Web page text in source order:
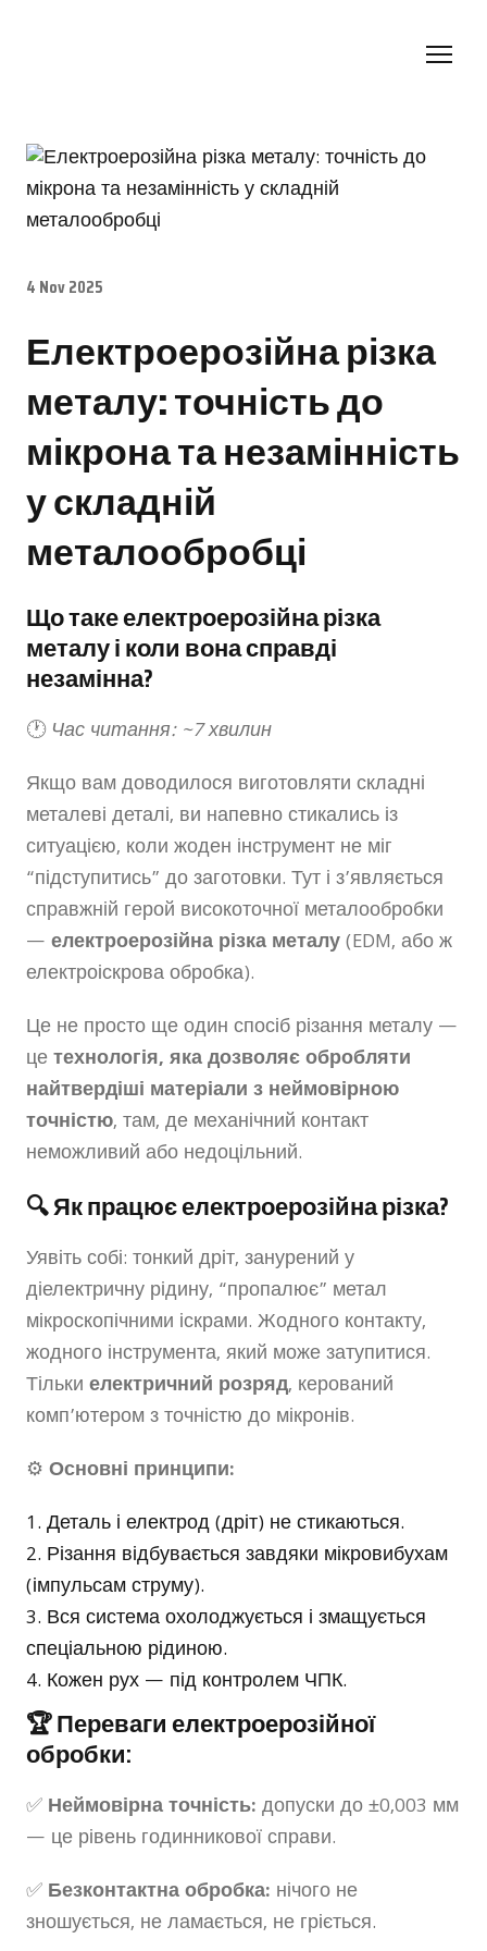
4 Nov 2025
Електроерозійна різка
металу: точність до
мікрона та незамінність
у складній
металообробці
Що таке електроерозійна різка
металу і коли вона справді
незамінна?
🕐 Час читання: ~7 хвилин
Якщо вам доводилося виготовляти складні
металеві деталі, ви напевно стикались із
ситуацією, коли жоден інструмент не міг
“підступитись” до заготовки. Тут і з’являється
справжній герой високоточної металообробки
— електроерозійна різка металу(EDM, або ж
електроіскрова обробка).
Це не просто ще один спосіб різання металу —
цетехнологія, яка дозволяє обробляти
найтвердіші матеріали з неймовірною
точністю, там, де механічний контакт
неможливий або недоцільний.
🔍 Як працює електроерозійна різка?
Уявіть собі: тонкий дріт, занурений у
діелектричну рідину, “пропалює” метал
мікроскопічними іскрами. Жодного контакту,
жодного інструмента, який може затупитися.
Тільки електричний розряд, керований
комп’ютером з точністю до мікронів.
⚙️ Основні принципи:
Деталь і електрод (дріт) не стикаються.
Різання відбувається завдяки мікровибухам
(імпульсам струму).
Вся система охолоджується і змащується
спеціальною рідиною.
Кожен рух — під контролем ЧПК.
🏆 Переваги електроерозійної
обробки:
✅ Неймовірна точність: допуски до ±0,003 мм
— це рівень годинникової справи.
✅ Безконтактна обробка: нічого не
зношується, не ламається, не гріється.